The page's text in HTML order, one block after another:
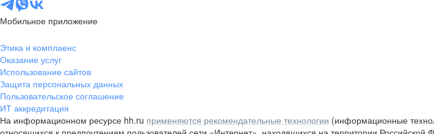
Мобильное приложение
Этика и комплаенс
Оказание услуг
Использование сайтов
Защита персональных данных
Пользовательское соглашение
ИТ аккредитация
На информационном ресурсе hh.ru применяются рекомендательные технологии (информационные